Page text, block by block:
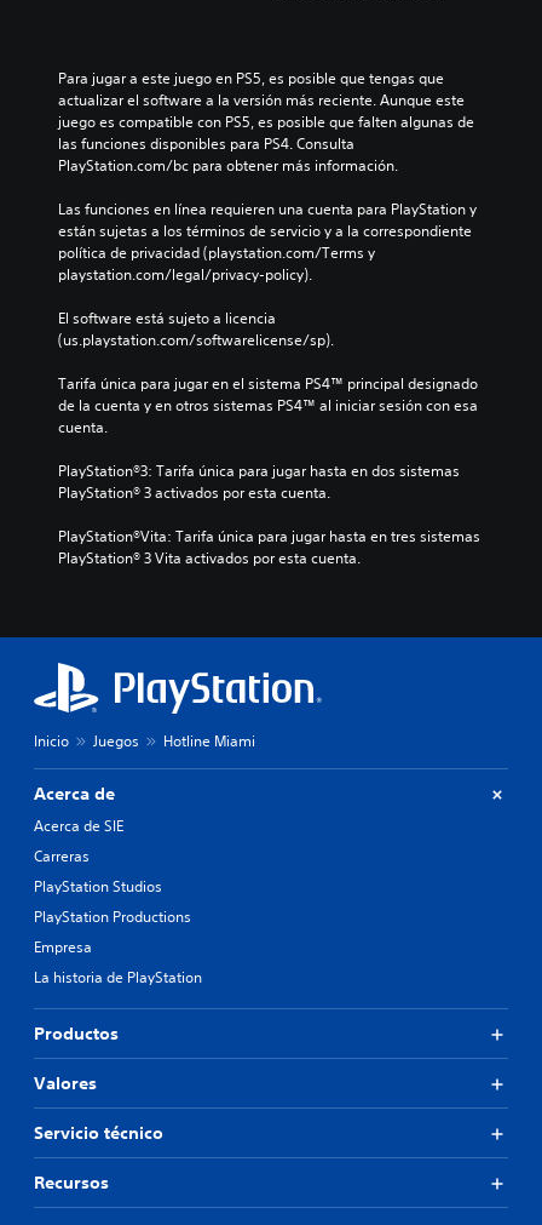
Para jugar a este juego en PS5, es posible que tengas que
actualizar el software a la versión más reciente. Aunque este
juego es compatible con PS5, es posible que falten algunas de
las funciones disponibles para PS4. Consulta
PlayStation.com/bc para obtener más información.
Las funciones en línea requieren una cuenta para PlayStation y
están sujetas a los términos de servicio y a la correspondiente
política de privacidad (playstation.com/Terms y
playstation.com/legal/privacy-policy).
El software está sujeto a licencia
(us.playstation.com/softwarelicense/sp).
Tarifa única para jugar en el sistema PS4™ principal designado
de la cuenta y en otros sistemas PS4™ al iniciar sesión con esa
cuenta.
PlayStation®3: Tarifa única para jugar hasta en dos sistemas
PlayStation® 3 activados por esta cuenta.
PlayStation®Vita: Tarifa única para jugar hasta en tres sistemas
PlayStation® 3 Vita activados por esta cuenta.
Inicio Juegos Hotline Miami
Acerca de
Acerca de SIE
Carreras
PlayStation Studios
PlayStation Productions
Empresa
La historia de PlayStation
Productos
Valores
Servicio técnico
Recursos